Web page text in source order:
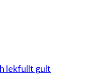
lekfullt gult